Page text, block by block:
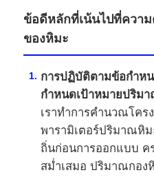
วัสดุอาคารเหล็ก
บ้านสัตว์ปีก
โรงเลี้ยงวัว
โรงเก็บม้า
ข้อดีหลักที่เน้นไปที่ควา
ของหิมะ
การปฏิบัติตามข้อกำห
กำหนดเป้าหมายปริม
เราทำการคำนวณโคร
พารามิเตอร์ปริมาณหิม
ถิ่นก่อนการออกแบบ ค
สม่ำเสมอ ปริมาณกอง